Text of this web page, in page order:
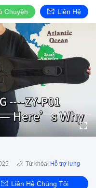
Chuyện Liên Hệ
Từ khóa: Hỗ trợ lưng
Liên Hệ Chúng Tôi